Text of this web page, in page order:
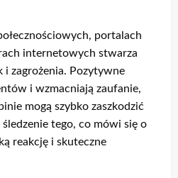
portalach
internetowych stwarza
zagrożenia. Pozytywne
i wzmacniają zaufanie,
mogą szybko zaszkodzić
tego, co mówi się o
reakcję i skuteczne